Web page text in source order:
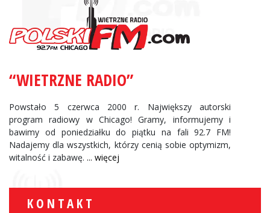
“WIETRZNE RADIO”
Powstało 5 czerwca 2000 r. Największy autorski
program radiowy w Chicago! Gramy, informujemy i
bawimy od poniedziałku do piątku na fali 92.7 FM!
Nadajemy dla wszystkich, którzy cenią sobie optymizm,
witalność i zabawę. ... więcej
KONTAKT